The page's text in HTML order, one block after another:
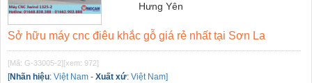
Hưng Yên
Sở hữu máy cnc điêu khắc gỗ giá rẻ nhất tại Sơn La
[Mã: G-33005-2] [xem: 972]
[Nhãn hiệu: Việt Nam - Xuất xứ: Việt Nam]